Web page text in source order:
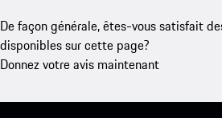
De façon générale, êtes-vous satisfait
disponibles sur cette page?
Donnez votre avis maintenant